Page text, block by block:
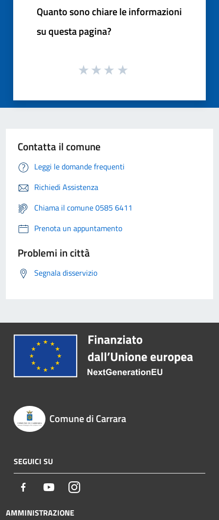
Quanto sono chiare le informazioni
su questa pagina?
Contatta il comune
Leggi le domande frequenti
Richiedi Assistenza
Chiama il comune 0585 6411
Prenota un appuntamento
Problemi in città
Segnala disservizio
Comune di Carrara
SEGUICI SU
Facebook YoutubeInstagram
AMMINISTRAZIONE